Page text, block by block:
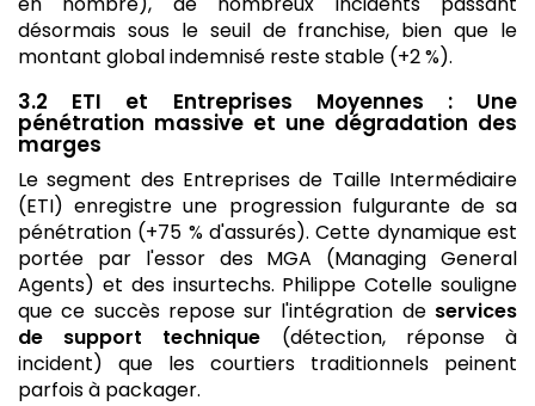
désormais sous le seuil de franchise, bien que le
montant global indemnisé reste stable (+2 %).
3.2 ETI et Entreprises Moyennes : Une
pénétration massive et une dégradation des
marges
Le segment des Entreprises de Taille Intermédiaire
(ETI) enregistre une progression fulgurante de sa
pénétration (+75 % d'assurés). Cette dynamique est
portée par l'essor des MGA (Managing General
Agents) et des insurtechs. Philippe Cotelle souligne
que ce succès repose sur l'intégration de services
de support technique (détection, réponse à
incident) que les courtiers traditionnels peinent
parfois à packager.